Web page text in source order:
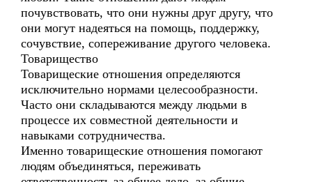
почувствовать, что они нужны друг другу, что
они могут надеяться на помощь, поддержку,
сочувствие, сопереживание другого человека.
Товарищество
Товарищеские отношения определяются
исключительно нормами целесообразности.
Часто они складываются между людьми в
процессе их совместной деятельности и
навыками сотрудничества.
Именно товарищеские отношения помогают
людям объединяться, переживать